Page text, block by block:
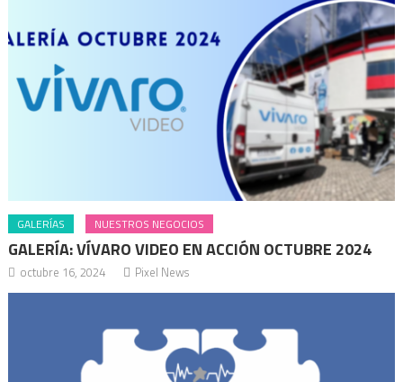
GALERÍAS NUESTROS NEGOCIOS
GALERÍA: VÍVARO VIDEO EN ACCIÓN OCTUBRE 2024
octubre 16, 2024 Pixel News